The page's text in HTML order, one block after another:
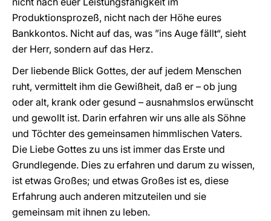
Produktionsprozeß, nicht nach der Höhe eures
Bankkontos. Nicht auf das, was ”ins Auge fällt“, sieht
der Herr, sondern auf das Herz.
Der liebende Blick Gottes, der auf jedem Menschen
ruht, vermittelt ihm die Gewißheit, daß er – ob jung
oder alt, krank oder gesund – ausnahmslos erwünscht
und gewollt ist. Darin erfahren wir uns alle als Söhne
und Töchter des gemeinsamen himmlischen Vaters.
Die Liebe Gottes zu uns ist immer das Erste und
Grundlegende. Dies zu erfahren und darum zu wissen,
ist etwas Großes; und etwas Großes ist es, diese
Erfahrung auch anderen mitzuteilen und sie
gemeinsam mit ihnen zu leben.